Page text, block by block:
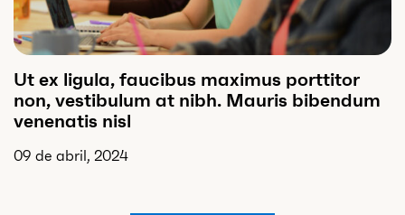
Ut ex ligula, faucibus maximus porttitor
non, vestibulum at nibh. Mauris bibendum
venenatis nisl
09 de abril, 2024